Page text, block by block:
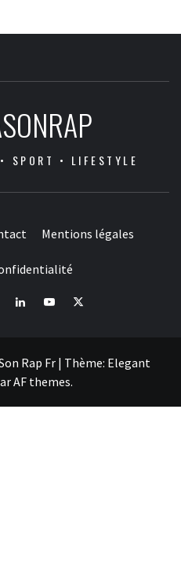
SPORT • LIFESTYLE
Mentions légales
LinkedInYoutube
X
Rap Fr | Thème: Elegant
AF themes.